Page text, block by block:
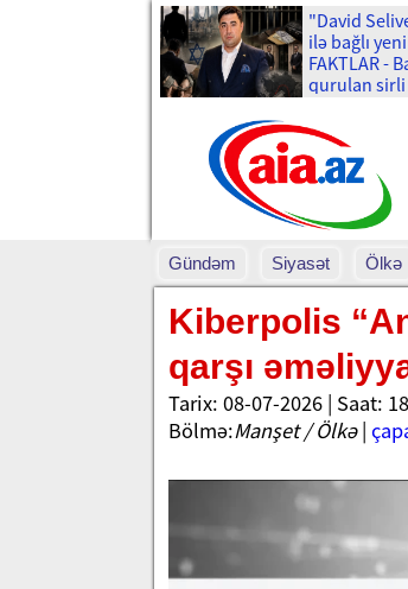
"David
ilə bağlı
FAKTLAR -
qurulan sirli
Gündəm Siyasət Ölkə
Kiberpolis
qarşı
Tarix: 08-07-2026 | Saat:
Bölmə:Manşet / Ölkə|